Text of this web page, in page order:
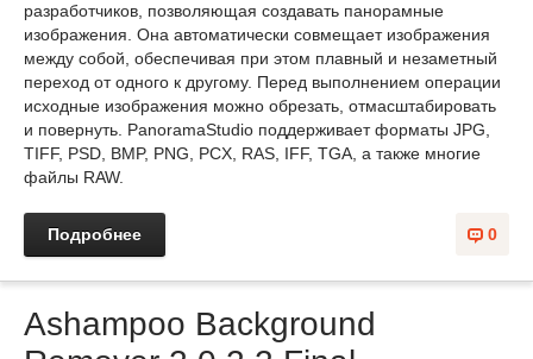
разработчиков, позволяющая создавать панорамные
изображения. Она автоматически совмещает изображения
между собой, обеспечивая при этом плавный и незаметный
переход от одного к другому. Перед выполнением операции
исходные изображения можно обрезать, отмасштабировать
и повернуть. PanoramaStudio поддерживает форматы JPG,
TIFF, PSD, BMP, PNG, PCX, RAS, IFF, TGA, а также многие
файлы RAW.
0
Подробнее
Ashampoo Background